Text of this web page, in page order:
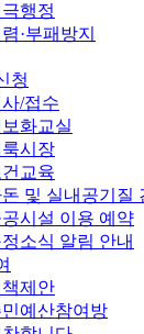
행정
·부패방지
청
/접수
화교실
시장
건교육
및 실내공기질
시설 이용 예약
소식 알림 안내
제안
민예산참여방